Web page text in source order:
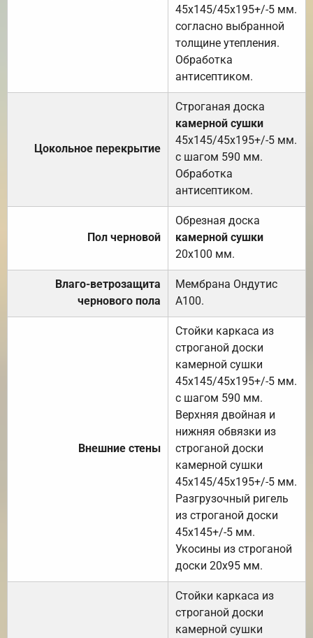
45х145/45х195+/-5 мм.
согласно выбранной
толщине утепления.
Обработка
антисептиком.
Цокольное перекрытие
Строганая доска
камерной сушки
45х145/45х195+/-5 мм.
с шагом 590 мм.
Обработка
антисептиком.
Пол черновой
Обрезная доска
камерной сушки
20х100 мм.
Влаго-ветрозащита
чернового пола
Мембрана Ондутис
А100.
Внешние стены
Стойки каркаса из
строганой доски
камерной сушки
45х145/45х195+/-5 мм.
с шагом 590 мм.
Верхняя двойная и
нижняя обвязки из
строганой доски
камерной сушки
45х145/45х195+/-5 мм.
Разгрузочный ригель
из строганой доски
45х145+/-5 мм.
Укосины из строганой
доски 20х95 мм.
Стойки каркаса из
строганой доски
камерной сушки